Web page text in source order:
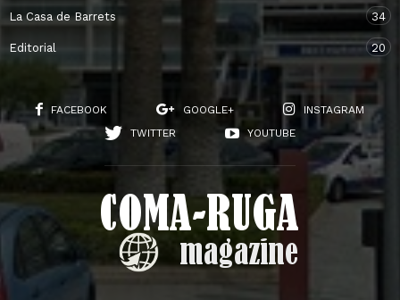
La Casa de Barrets 34
Editorial 20
FACEBOOK GOOGLE+
INSTAGRAM
TWITTER
YOUTUBE